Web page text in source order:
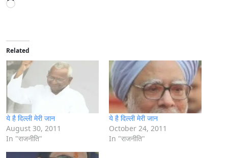
L
d
i
n
g
…
Related
ये है दिल्ली मेरी जान
August 30, 2011
In "राजनीति"
ये है दिल्ली मेरी जान
October 24, 2011
In "राजनीति"